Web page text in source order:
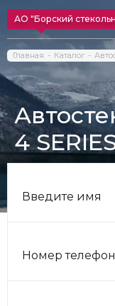
АО "Борский
Главная Каталог
4
Введите имя
Номер